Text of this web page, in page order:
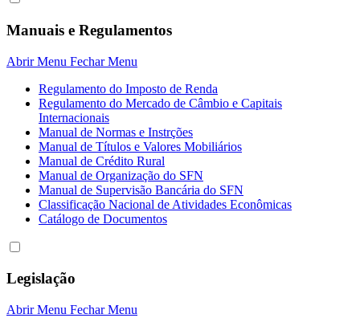
Manuais e Regulamentos
Abrir Menu Fechar Menu
Regulamento do Imposto de Renda
Regulamento do Mercado de Câmbio e Capitais
Internacionais
Manual de Normas e Instrções
Manual de Títulos e Valores Mobiliários
Manual de Crédito Rural
Manual de Organização do SFN
Manual de Supervisão Bancária do SFN
Classificação Nacional de Atividades Econômicas
Catálogo de Documentos
Legislação
Abrir Menu Fechar Menu